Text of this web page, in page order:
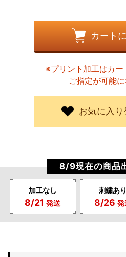
カート
※プリント加工はカー
ご指定が可能
お気に入
8/9現在の商品
加工なし
8/21 発送
刺繍あり
8/26 発